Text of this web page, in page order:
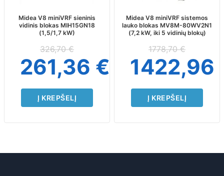
Midea V8 miniVRF sieninis
vidinis blokas MIH15GN18
(1,5/1,7 kW)
326,70€
261,36 €
Į KREPŠELĮ
Midea V8 miniVRF sistemos
lauko blokas MV8M-80WV2N1
(7,2 kW, iki 5 vidinių blokų)
1778,70€
1422,96
Į KREPŠELĮ